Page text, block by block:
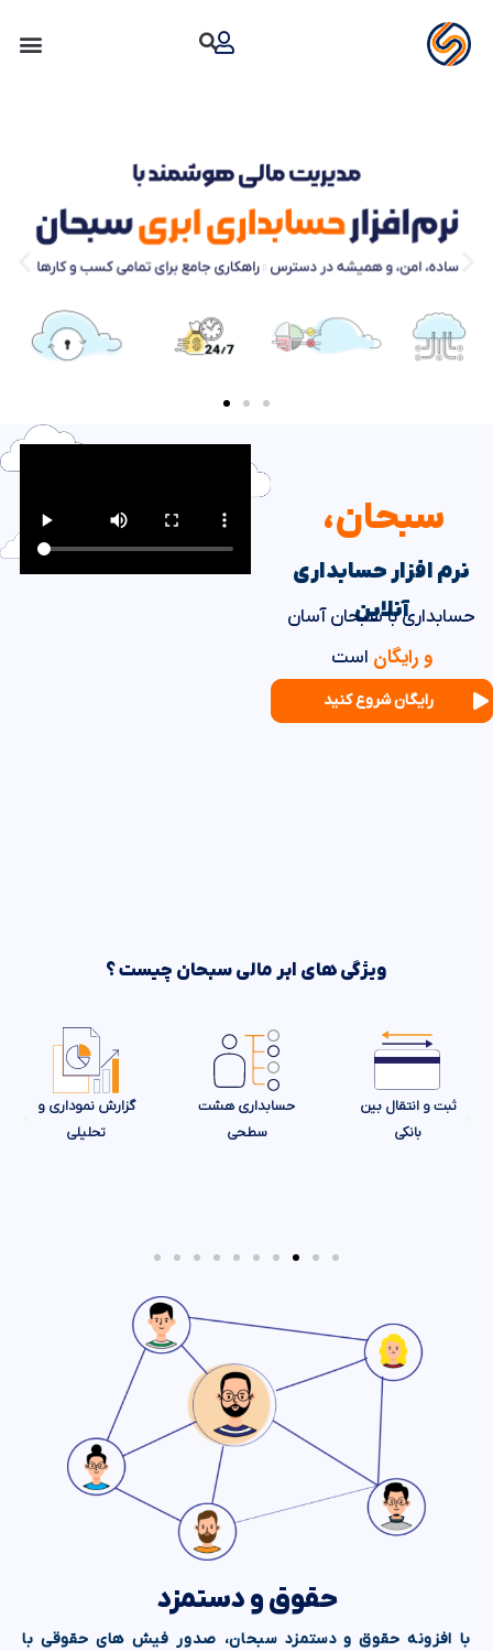
سبحان،
نرم افزار حسابداری
آنلاین
حسابداری با سبحان آسان
و رایگان است
رایگان شروع کنید
ویژگی های ابر مالی سبحان چیست ؟
ثبت و انتقال بین
بانکی
حسابداری هشت
سطحی
گزارش نموداری و
تحلیلی
حقوق و دستمزد
با افزونه حقوق و دستمزد سبحان، صدور فیش های حقوقی با